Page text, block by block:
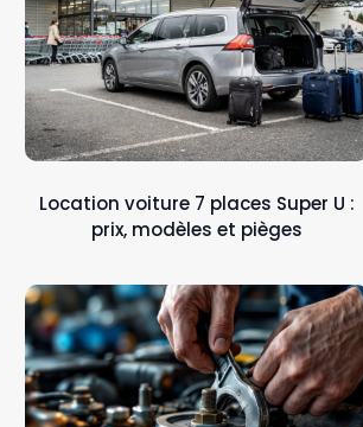
Location voiture 7 places Super U :
prix, modèles et pièges